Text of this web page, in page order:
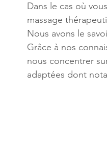
Dans le cas où
massage
Nous avons le
Grâce à nos
nous concentrer
adaptées dont